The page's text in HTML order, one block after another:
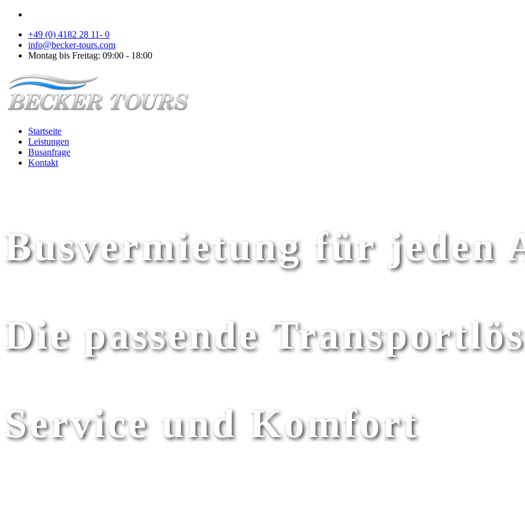
+49 (0) 4182 28 11- 0
info@becker-tours.com
Montag bis Freitag: 09:00 - 18:00
Startseite
Leistungen
Busanfrage
Kontakt
Busvermietung für jeden
Die passende
Service und Komfort